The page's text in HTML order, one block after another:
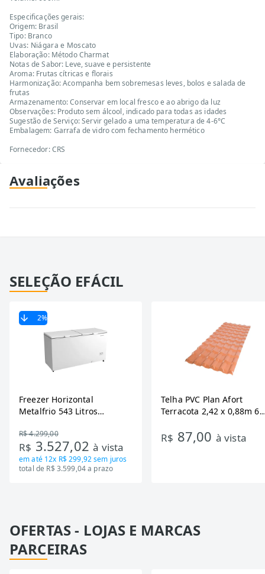
Especificações gerais:
Origem: Brasil
Tipo: Branco
Uvas: Niágara e Moscato
Elaboração: Método Charmat
Notas de Sabor: Leve, suave e persistente
Aroma: Frutas cítricas e florais
Harmonização: Acompanha bem sobremesas leves, bolos e salada de
frutas
Armazenamento: Conservar em local fresco e ao abrigo da luz
Observações: Produto sem álcool, indicado para todas as idades
Sugestão de Serviço: Servir gelado a uma temperatura de 4-6°C
Embalagem: Garrafa de vidro com fechamento hermético
Fornecedor: CRS
Avaliações
SELEÇÃO EFÁCIL
2%
Freezer Horizontal
Metalfrio 543 Litros
Tecnologia Inverter, Branco,
Bivolt
R$ 4.299,00
R$ 3.527,02à vista
em até 12x R$ 299,92sem juros
total de R$ 3.599,04 a prazo
Telha PVC Plan Afort
Terracota 2,42 x 0,88m 6
R$ 87,00 à vista
OFERTAS - LOJAS E MARCAS
PARCEIRAS